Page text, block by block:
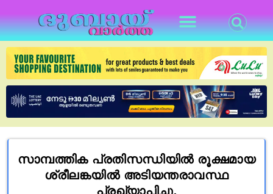
സാമ്പത്തിക പ്രതിസന്ധിയില്‍ രൂക്ഷമായ
ശ്രീലങ്കയില്‍ അടിയന്തരാവസ്ഥ
പ്രഖ്യാപിച്ചു.